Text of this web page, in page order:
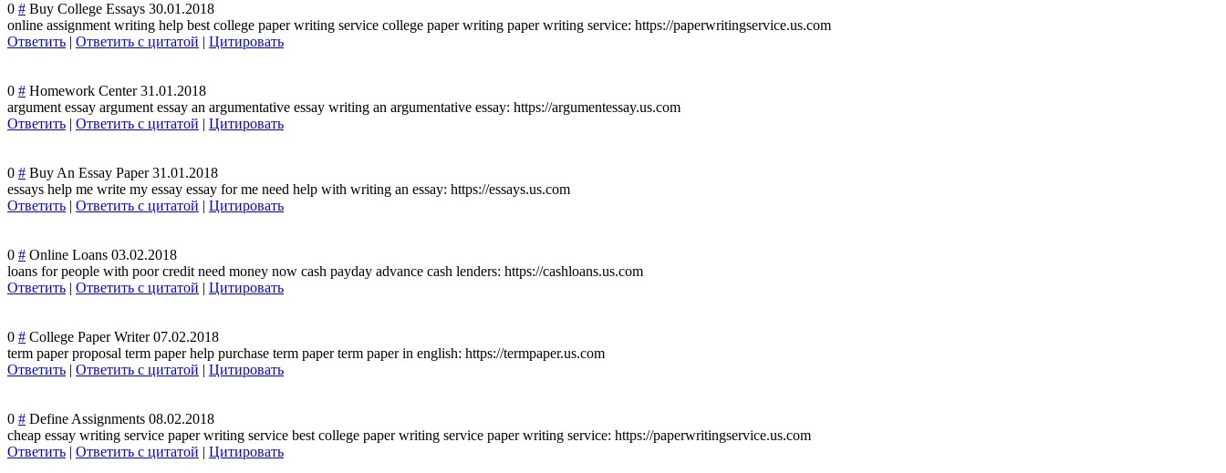
0 # Buy College Essays 30.01.2018
online assignment writing help best college paper writing service college paper writing paper writing service: https://paperwritingservice.us.com
Ответить | Ответить с цитатой | Цитировать
0 # Homework Center 31.01.2018
argument essay argument essay an argumentative essay writing an argumentative essay: https://argumentessay.us.com
Ответить | Ответить с цитатой | Цитировать
0 # Buy An Essay Paper 31.01.2018
essays help me write my essay essay for me need help with writing an essay: https://essays.us.com
Ответить | Ответить с цитатой | Цитировать
0 # Online Loans 03.02.2018
loans for people with poor credit need money now cash payday advance cash lenders: https://cashloans.us.com
Ответить | Ответить с цитатой | Цитировать
0 # College Paper Writer 07.02.2018
term paper proposal term paper help purchase term paper term paper in english: https://termpaper.us.com
Ответить | Ответить с цитатой | Цитировать
0 # Define Assignments 08.02.2018
cheap essay writing service paper writing service best college paper writing service paper writing service: https://paperwritingservice.us.com
Ответить | Ответить с цитатой | Цитировать